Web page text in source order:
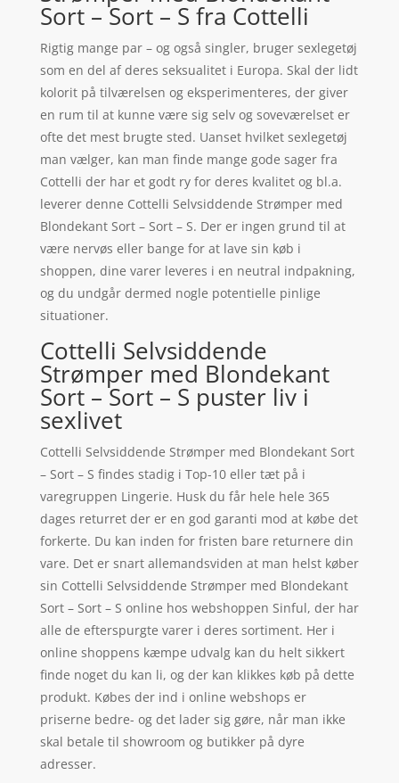
Sort – Sort – S fra Cottelli
Rigtig mange par – og også singler, bruger sexlegetøj
som en del af deres seksualitet i Europa. Skal der lidt
kolorit på tilværelsen og eksperimenteres, der giver
en rum til at kunne være sig selv og soveværelset er
ofte det mest brugte sted. Uanset hvilket sexlegetøj
man vælger, kan man finde mange gode sager fra
Cottelli der har et godt ry for deres kvalitet og bl.a.
leverer denne Cottelli Selvsiddende Strømper med
Blondekant Sort – Sort – S. Der er ingen grund til at
være nervøs eller bange for at lave sin køb i
shoppen, dine varer leveres i en neutral indpakning,
og du undgår dermed nogle potentielle pinlige
situationer.
Cottelli Selvsiddende
Strømper med Blondekant
Sort – Sort – S puster liv i
sexlivet
Cottelli Selvsiddende Strømper med Blondekant Sort
– Sort – S findes stadig i Top-10 eller tæt på i
varegruppen Lingerie. Husk du får hele hele 365
dages returret der er en god garanti mod at købe det
forkerte. Du kan inden for fristen bare returnere din
vare. Det er snart allemandsviden at man helst køber
sin Cottelli Selvsiddende Strømper med Blondekant
Sort – Sort – S online hos webshoppen Sinful, der har
alle de efterspurgte varer i deres sortiment. Her i
online shoppens kæmpe udvalg kan du helt sikkert
finde noget du kan li, og der kan klikkes køb på dette
produkt. Købes der ind i online webshops er
priserne bedre- og det lader sig gøre, når man ikke
skal betale til showroom og butikker på dyre
adresser.